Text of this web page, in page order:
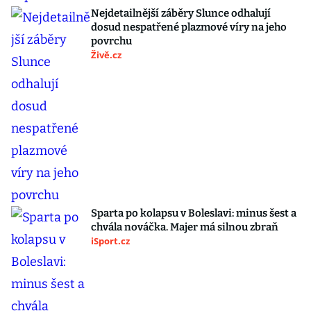
Nejdetailnější záběry Slunce odhalují
dosud nespatřené plazmové víry na jeho
povrchu
Živě.cz
Sparta po kolapsu v Boleslavi: minus šest a
chvála nováčka. Majer má silnou zbraň
iSport.cz